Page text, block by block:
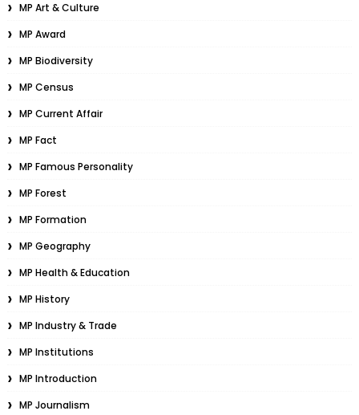
MP Art & Culture
MP Award
MP Biodiversity
MP Census
MP Current Affair
MP Fact
MP Famous Personality
MP Forest
MP Formation
MP Geography
MP Health & Education
MP History
MP Industry & Trade
MP Institutions
MP Introduction
MP Journalism